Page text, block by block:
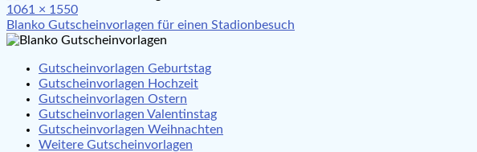
Full
size
1061 × 1550
Beitragsnavigation
Blanko Gutscheinvorlagen für einen Stadionbesuch
Gutscheinvorlagen Geburtstag
Gutscheinvorlagen Hochzeit
Gutscheinvorlagen Ostern
Gutscheinvorlagen Valentinstag
Gutscheinvorlagen Weihnachten
Weitere Gutscheinvorlagen